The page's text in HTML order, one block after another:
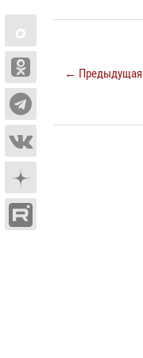
← Предыдущая